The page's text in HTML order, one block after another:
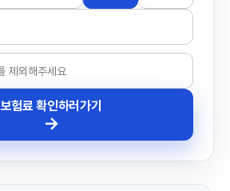
보험료 확인하러가기
→